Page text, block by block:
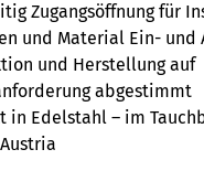
Zugangsöffnung für
und Material Ein- und
und Herstellung auf
abgestimmt
in Edelstahl – im